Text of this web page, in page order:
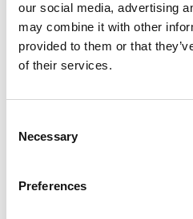
our social media, advertising
may combine it with other
provided to them or that
of their services.
Selection
Necessary
Preferences
all’attore e regista
non trascurare la
Paolo Benanti
Sperando di
quest’evento, vi